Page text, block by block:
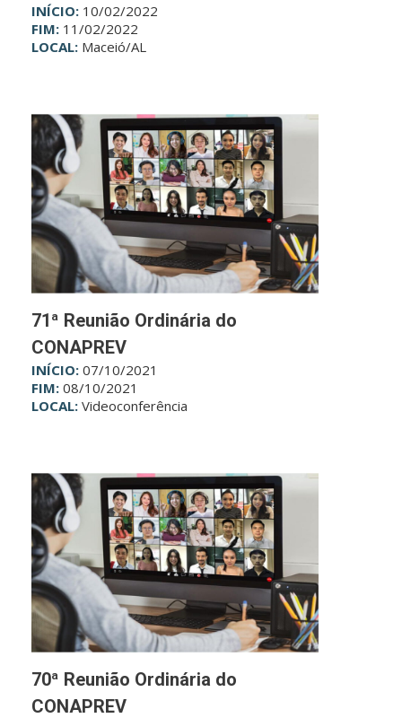
INÍCIO: 10/02/2022
FIM: 11/02/2022
LOCAL: Maceió/AL
71ª Reunião Ordinária do
CONAPREV
INÍCIO: 07/10/2021
FIM: 08/10/2021
LOCAL: Videoconferência
70ª Reunião Ordinária do
CONAPREV